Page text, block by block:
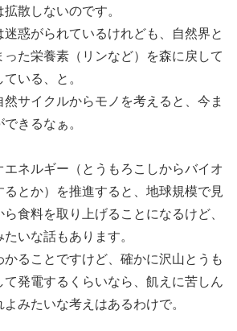
散しないのです。
惑がられているけれども、自然界と
った栄養素（リンなど）を森に戻して
いる、と。
サイクルからモノを考えると、今ま
きるなぁ。
ネルギー（とうもろこしからバイオ
とか）を推進すると、地球規模で見
食料を取り上げることになるけど、
いな話もあります。
かることですけど、確かに沢山とうも
発電するくらいなら、飢えに苦しん
みたいな考えはあるわけで。